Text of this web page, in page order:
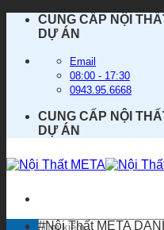
dung
CUNG CẤP NỘI
DỰ ÁN
Email
08:00 - 17:30
0943.95.6668
CUNG CẤP NỘI
DỰ ÁN
Tìm
#Nội Thất META